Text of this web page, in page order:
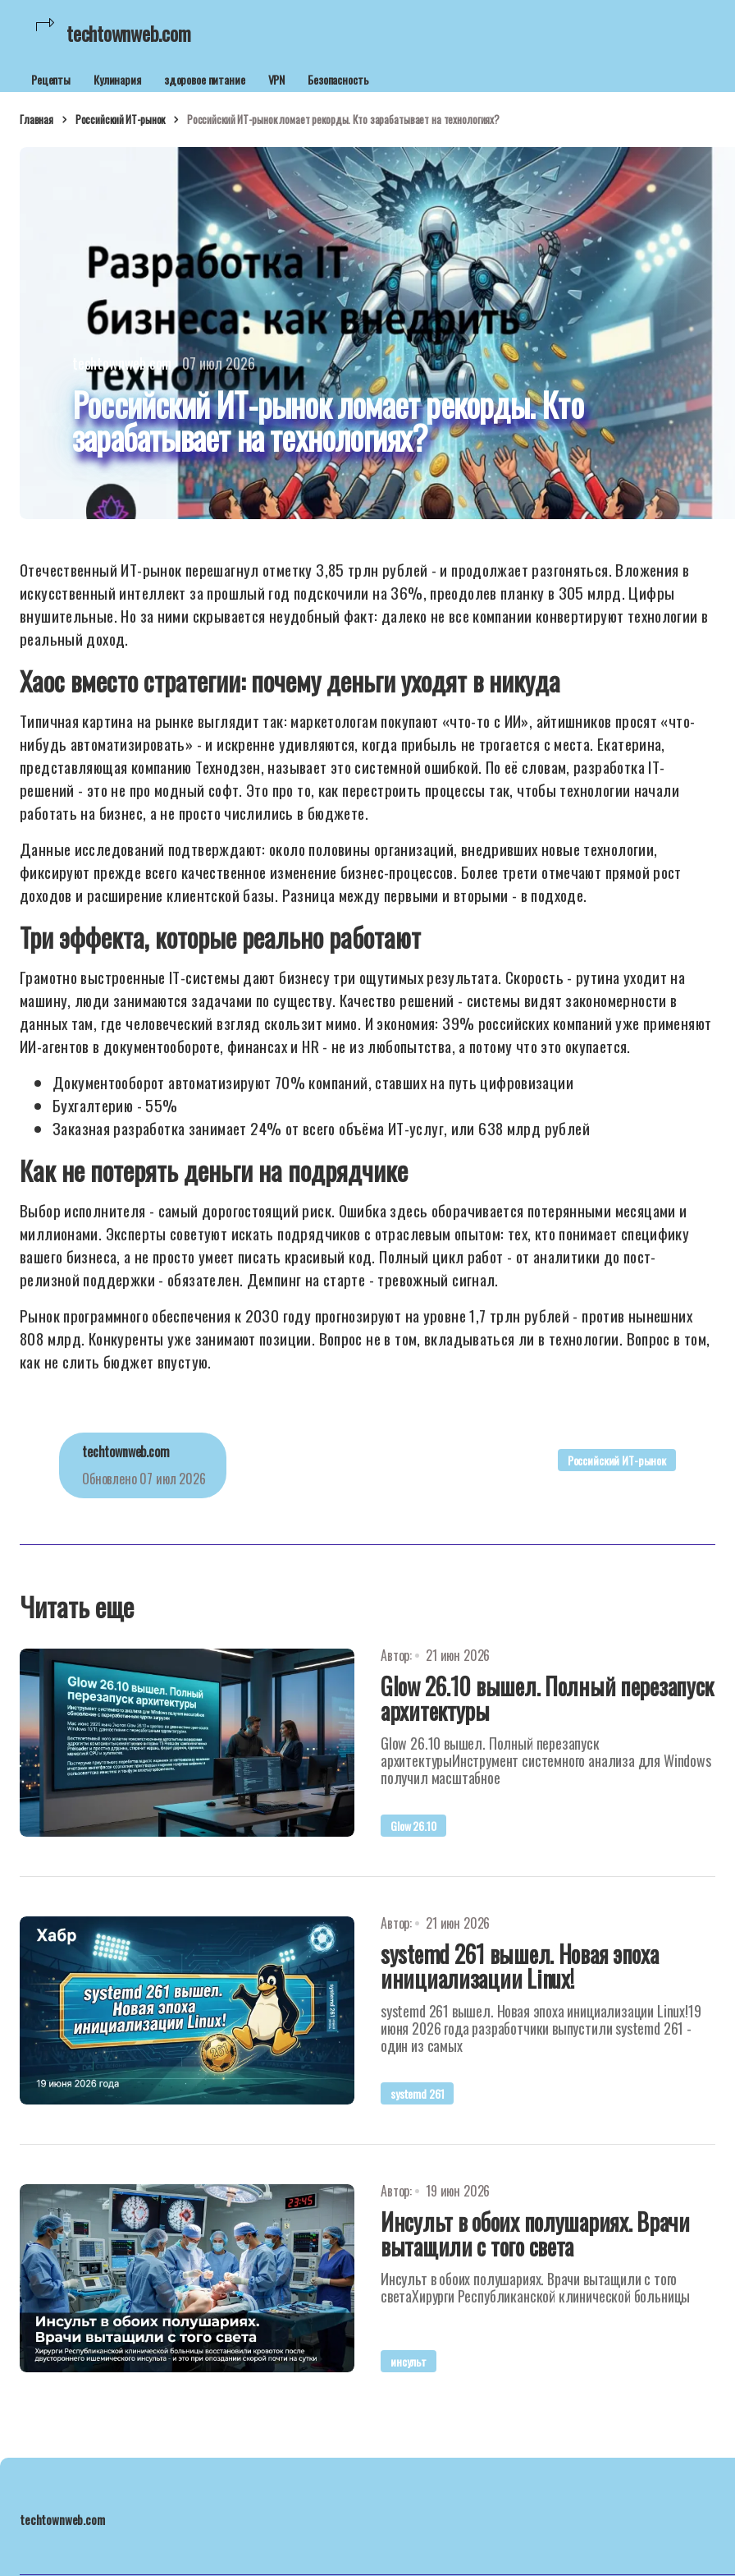
techtownweb.com
Рецепты Кулинария здоровое питание VPN Безопасность
Главная Российский ИТ-рынок Российский ИТ-рынок ломает рекорды. Кто зарабатывает на технологиях?
techtownweb.com 07 июл 2026
Российский ИТ-рынок ломает рекорды. Кто
зарабатывает на технологиях?
Отечественный ИТ-рынок перешагнул отметку 3,85 трлн рублей - и продолжает разгоняться. Вложения в
искусственный интеллект за прошлый год подскочили на 36%, преодолев планку в 305 млрд. Цифры
внушительные. Но за ними скрывается неудобный факт: далеко не все компании конвертируют технологии в
реальный доход.
Хаос вместо стратегии: почему деньги уходят в никуда
Типичная картина на рынке выглядит так: маркетологам покупают «что-то с ИИ», айтишников просят «что-
нибудь автоматизировать» - и искренне удивляются, когда прибыль не трогается с места. Екатерина,
представляющая компанию Технодзен, называет это системной ошибкой. По её словам, разработка IT-
решений - это не про модный софт. Это про то, как перестроить процессы так, чтобы технологии начали
работать на бизнес, а не просто числились в бюджете.
Данные исследований подтверждают: около половины организаций, внедривших новые технологии,
фиксируют прежде всего качественное изменение бизнес-процессов. Более трети отмечают прямой рост
доходов и расширение клиентской базы. Разница между первыми и вторыми - в подходе.
Три эффекта, которые реально работают
Грамотно выстроенные IT-системы дают бизнесу три ощутимых результата. Скорость - рутина уходит на
машину, люди занимаются задачами по существу. Качество решений - системы видят закономерности в
данных там, где человеческий взгляд скользит мимо. И экономия: 39% российских компаний уже применяют
ИИ-агентов в документообороте, финансах и HR - не из любопытства, а потому что это окупается.
Документооборот автоматизируют 70% компаний, ставших на путь цифровизации
Бухгалтерию - 55%
Заказная разработка занимает 24% от всего объёма ИТ-услуг, или 638 млрд рублей
Как не потерять деньги на подрядчике
Выбор исполнителя - самый дорогостоящий риск. Ошибка здесь оборачивается потерянными месяцами и
миллионами. Эксперты советуют искать подрядчиков с отраслевым опытом: тех, кто понимает специфику
вашего бизнеса, а не просто умеет писать красивый код. Полный цикл работ - от аналитики до пост-
релизной поддержки - обязателен. Демпинг на старте - тревожный сигнал.
Рынок программного обеспечения к 2030 году прогнозируют на уровне 1,7 трлн рублей - против нынешних
808 млрд. Конкуренты уже занимают позиции. Вопрос не в том, вкладываться ли в технологии. Вопрос в том,
как не слить бюджет впустую.
techtownweb.com
Обновлено07 июл 2026
Российский ИТ-рынок
Читать еще
Автор: 21 июн 2026
Glow 26.10 вышел. Полный перезапуск
архитектуры
Glow 26.10 вышел. Полный перезапуск
архитектурыИнструмент системного анализа для Windows
получил масштабное
Glow 26.10
Автор: 21 июн 2026
systemd 261 вышел. Новая эпоха
инициализации Linux!
systemd 261 вышел. Новая эпоха инициализации Linux!19
июня 2026 года разработчики выпустили systemd 261 -
один из самых
systemd 261
Автор: 19 июн 2026
Инсульт в обоих полушариях. Врачи
вытащили с того света
Инсульт в обоих полушариях. Врачи вытащили с того
светаХирурги Республиканской клинической больницы
инсульт
techtownweb.com